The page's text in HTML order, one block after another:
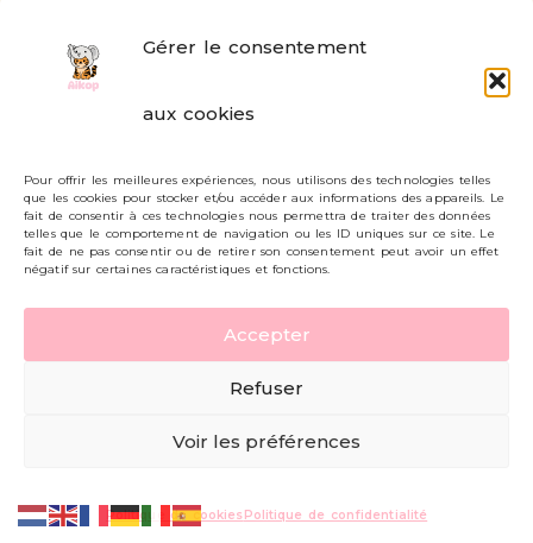
Gérer le consentement
aux cookies
Pour offrir les meilleures expériences, nous utilisons des technologies telles
que les cookies pour stocker et/ou accéder aux informations des appareils. Le
fait de consentir à ces technologies nous permettra de traiter des données
telles que le comportement de navigation ou les ID uniques sur ce site. Le
fait de ne pas consentir ou de retirer son consentement peut avoir un effet
négatif sur certaines caractéristiques et fonctions.
Accepter
Refuser
Voir les préférences
Politique de cookiesPolitique de confidentialité
Livraisons et retours
Mon compte
Carte cadeau
Politique de confidentialité
Mentions légales - CGV
© AIKOP 2026, tous droits réservés.